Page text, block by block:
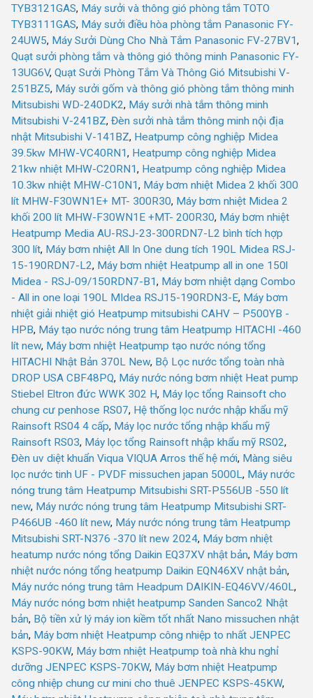
TYB3121GAS, Máy sưởi và thông gió phòng tắm TOTO
TYB3111GAS, Máy sưởi điều hòa phòng tắm Panasonic FY-
24UW5, Máy Sưởi Dùng Cho Nhà Tắm Panasonic FV-27BV1,
Quạt sưởi phòng tắm và thông gió thông minh Panasonic FY-
13UG6V, Quạt Sưởi Phòng Tắm Và Thông Gió Mitsubishi V-
251BZ5, Máy sưởi gốm và thông gió phòng tắm thông minh
Mitsubishi WD-240DK2, Máy sưởi nhà tắm thông minh
Mitsubishi V-241BZ, Đèn sưởi nhà tắm thông minh nội địa
nhật Mitsubishi V-141BZ, Heatpump công nghiệp Midea
39.5kw MHW-VC40RN1, Heatpump công nghiệp Midea
21kw nhiệt MHW-C20RN1, Heatpump công nghiệp Midea
10.3kw nhiệt MHW-C10N1, Máy bơm nhiệt Midea 2 khối 300
lít MHW-F30WN1E+ MT- 300R30, Máy bơm nhiệt Midea 2
khối 200 lít MHW-F30WN1E +MT- 200R30, Máy bơm nhiệt
Heatpump Media AU-RSJ-23-300RDN7-L2 bình tích hợp
300 lít, Máy bơm nhiệt All In One dung tích 190L Midea RSJ-
15-190RDN7-L2, Máy bơm nhiệt Heatpump all in one 150l
Midea - RSJ-09/150RDN7-B1, Máy bơm nhiệt dạng Combo
- All in one loại 190L MIdea RSJ15-190RDN3-E, Máy bơm
nhiệt giải nhiệt gió Heatpump mitsubishi CAHV – P500YB -
HPB, Máy tạo nước nóng trung tâm Heatpump HITACHI -460
lít new, Máy bơm nhiệt Heatpump tạo nước nóng tổng
HITACHI Nhật Bản 370L New, Bộ Lọc nước tổng toàn nhà
DROP USA CBF48PQ, Máy nước nóng bơm nhiệt Heat pump
Stiebel Eltron đức WWK 302 H, Máy lọc tổng Rainsoft cho
chung cư penhose RS07, Hệ thống lọc nước nhập khẩu mỹ
Rainsoft RS04 4 cấp, Máy lọc nước tổng nhập khẩu mỹ
Rainsoft RS03, Máy lọc tổng Rainsoft nhập khẩu mỹ RS02,
Đèn uv diệt khuẩn Viqua VIQUA Arros thế hệ mới, Màng siêu
lọc nước tinh UF - PVDF missuchen japan 5000L, Máy nước
nóng trung tâm Heatpump Mitsubishi SRT-P556UB -550 lít
new, Máy nước nóng trung tâm Heatpump Mitsubishi SRT-
P466UB -460 lít new, Máy nước nóng trung tâm Heatpump
Mitsubishi SRT-N376 -370 lít new 2024, Máy bơm nhiệt
heatump nước nóng tổng Daikin EQ37XV nhật bản, Máy bơm
nhiệt nước nóng tổng heatpump Daikin EQN46XV nhật bản,
Máy nước nóng trung tâm Headpum DAIKIN-EQ46VV/460L,
Máy nước nóng bơm nhiệt heatpump Sanden Sanco2 Nhật
bản, Bộ tiền xử lý máy ion kiềm tốt nhất Nano missuchen nhật
bản, Máy bơm nhiệt Heatpump công nhiệp to nhất JENPEC
KSPS-90KW, Máy bơm nhiệt Heatpump toà nhà khu nghỉ
dưỡng JENPEC KSPS-70KW, Máy bơm nhiệt Heatpump
công nhiệp chung cư mini cho thuê JENPEC KSPS-45KW,